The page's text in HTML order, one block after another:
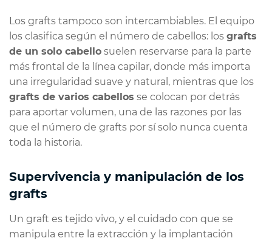
Los grafts tampoco son intercambiables. El equipo
los clasifica según el número de cabellos: los grafts
de un solo cabello suelen reservarse para la parte
más frontal de la línea capilar, donde más importa
una irregularidad suave y natural, mientras que los
grafts de varios cabellos se colocan por detrás
para aportar volumen, una de las razones por las
que el número de grafts por sí solo nunca cuenta
toda la historia.
Supervivencia y manipulación de los
grafts
Un graft es tejido vivo, y el cuidado con que se
manipula entre la extracción y la implantación